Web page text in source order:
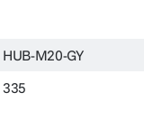
HUB-M20-GY
335